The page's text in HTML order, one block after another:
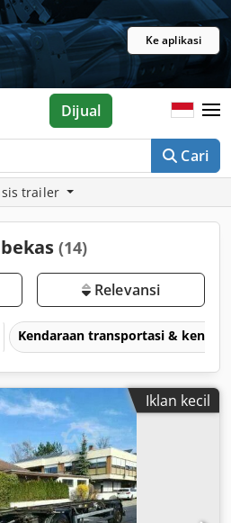
Ke aplikasi
Cari
Dijual
trailer
(14)
Relevansi
Kendaraan transportasi &
Iklan kecil